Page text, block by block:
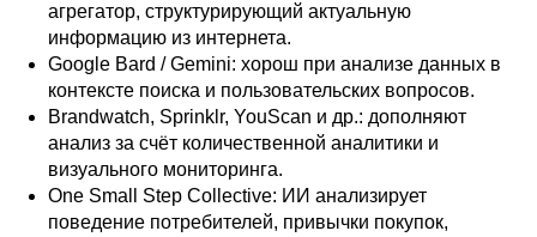
агрегатор, структурирующий актуальную
информацию из интернета.
Google Bard / Gemini: хорош при анализе данных в
контексте поиска и пользовательских вопросов.
Brandwatch, Sprinklr, YouScan и др.: дополняют
анализ за счёт количественной аналитики и
визуального мониторинга.
One Small Step Collective: ИИ анализирует
поведение потребителей, привычки покупок,